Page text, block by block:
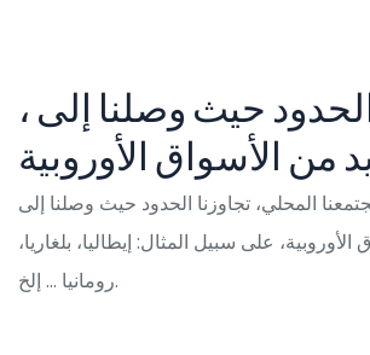
، تجاوزنا الحدود حيث وصلنا إلى
من الأسواق الأوروبية
المحلي، تجاوزنا الحدود حيث وصلنا إلى
الأوروبية، على سبيل المثال: إيطاليا، بلغاريا،
رومانيا … إلخ.